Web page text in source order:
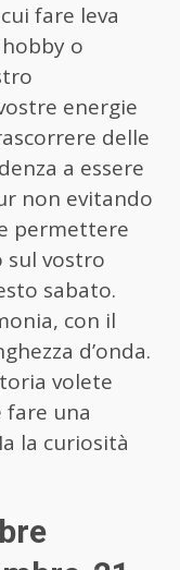
fare leva
o
energie
delle
a essere
non evitando
permettere
sul vostro
sabato.
con il
d’onda.
volete
fare una
la curiosità